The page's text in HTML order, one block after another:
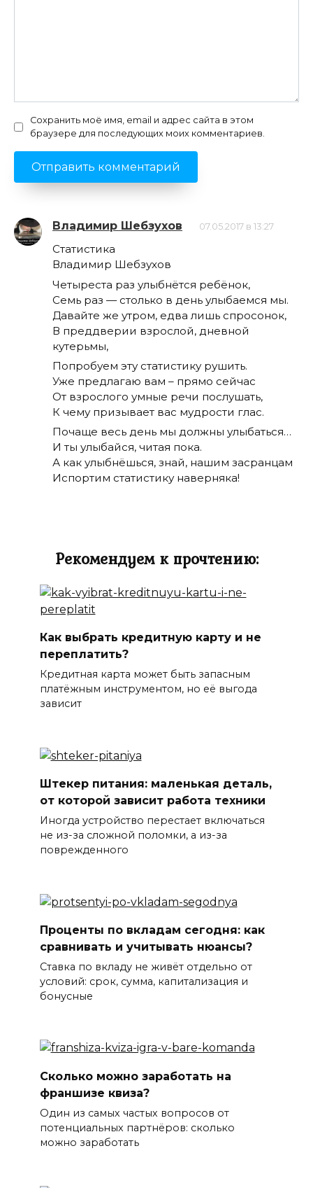
Сохранить моё имя, email и адрес сайта в этом
браузере для последующих моих комментариев.
Владимир Шебзухов 07.05.2017 в 13:27
Статистика
Владимир Шебзухов
Четыреста раз улыбнётся ребёнок,
Семь раз — столько в день улыбаемся мы.
Давайте же утром, едва лишь спросонок,
В преддверии взрослой, дневной
кутерьмы,
Попробуем эту статистику рушить.
Уже предлагаю вам – прямо сейчас
От взрослого умные речи послушать,
К чему призывает вас мудрости глас.
Почаще весь день мы должны улыбаться…
И ты улыбайся, читая пока.
А как улыбнёшься, знай, нашим засранцам
Испортим статистику наверняка!
Рекомендуем к прочтению:
Как выбрать кредитную карту и не
переплатить?
Кредитная карта может быть запасным
платёжным инструментом, но её выгода
зависит
Штекер питания: маленькая деталь,
от которой зависит работа техники
Иногда устройство перестает включаться
не из-за сложной поломки, а из-за
поврежденного
Проценты по вкладам сегодня: как
сравнивать и учитывать нюансы?
Ставка по вкладу не живёт отдельно от
условий: срок, сумма, капитализация и
бонусные
Сколько можно заработать на
франшизе квиза?
Один из самых частых вопросов от
потенциальных партнёров: сколько
можно заработать